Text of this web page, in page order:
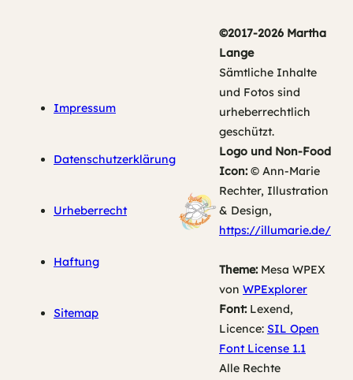
Impressum
Datenschutzerklärung
Urheberrecht
Haftung
Sitemap
©2017-2026 Martha
Lange
Sämtliche Inhalte
und Fotos sind
urheberrechtlich
geschützt.
Logo und Non-Food
Icon:© Ann-Marie
Rechter, Illustration
& Design,
https://illumarie.de/
Theme:Mesa WPEX
von WPExplorer
Font:Lexend,
Licence: SIL Open
Font License 1.1
Alle Rechte